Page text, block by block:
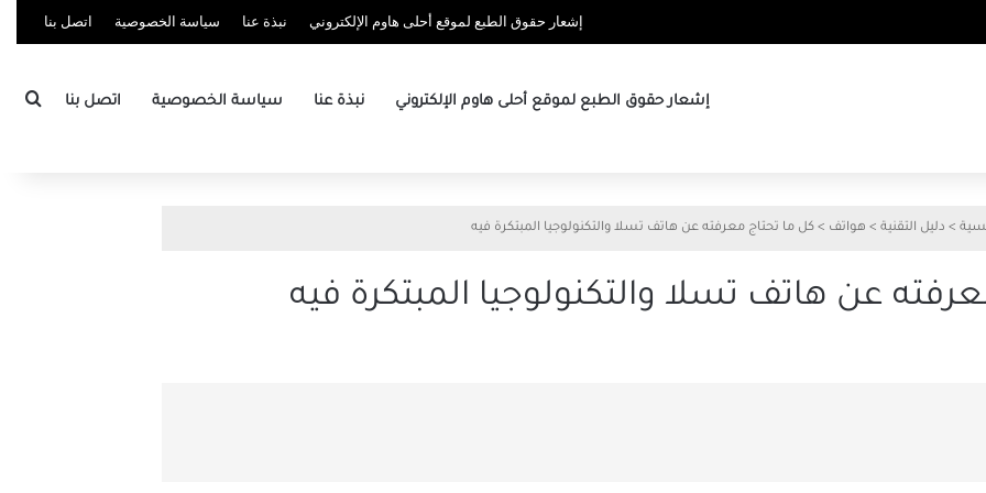
إشعار حقوق الطبع لموقع أحلى هاوم الإلكتروني نبذة عنا سياسة الخصوصية اتصل بنا
إشعار حقوق الطبع لموقع أحلى هاوم الإلكتروني نبذة عنا سياسة الخصوصية اتصل بنا
> دليل التقنية > هواتف > كل ما تحتاج معرفته عن هاتف تسلا والتكنولوجيا المبتكرة فيه
عن هاتف تسلا والتكنولوجيا المبتكرة فيه